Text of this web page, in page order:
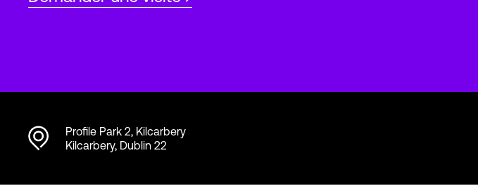
Profile Park 2, Kilcarbery
Kilcarbery, Dublin 22